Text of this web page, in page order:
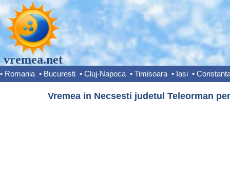
vremea.net
• Romania • Bucuresti • Cluj-Napoca • Timisoara • Iasi •
Vremea in Necsesti judetul Teleorman